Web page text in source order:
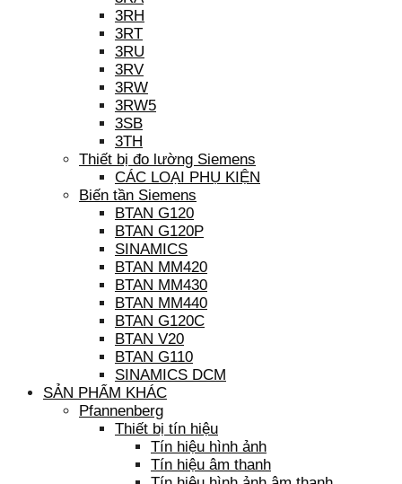
3RH
3RT
3RU
3RV
3RW
3RW5
3SB
3TH
Thiết bị đo lường Siemens
CÁC LOẠI PHỤ KIỆN
Biến tần Siemens
BTAN G120
BTAN G120P
SINAMICS
BTAN MM420
BTAN MM430
BTAN MM440
BTAN G120C
BTAN V20
BTAN G110
SINAMICS DCM
SẢN PHẨM KHÁC
Pfannenberg
Thiết bị tín hiệu
Tín hiệu hình ảnh
Tín hiệu âm thanh